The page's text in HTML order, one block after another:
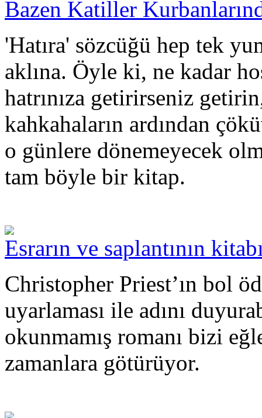
Bazen Katiller
'Hatıra' sözcüğü hep tek
aklına. Öyle ki, ne kadar
hatrınıza getirirseniz
kahkahaların ardından
o günlere dönemeyecek
tam böyle bir kitap.
Esrarın ve saplantının
Christopher Priest’ın bol
uyarlaması ile adını
okunmamış romanı bizi
zamanlara götürüyor.